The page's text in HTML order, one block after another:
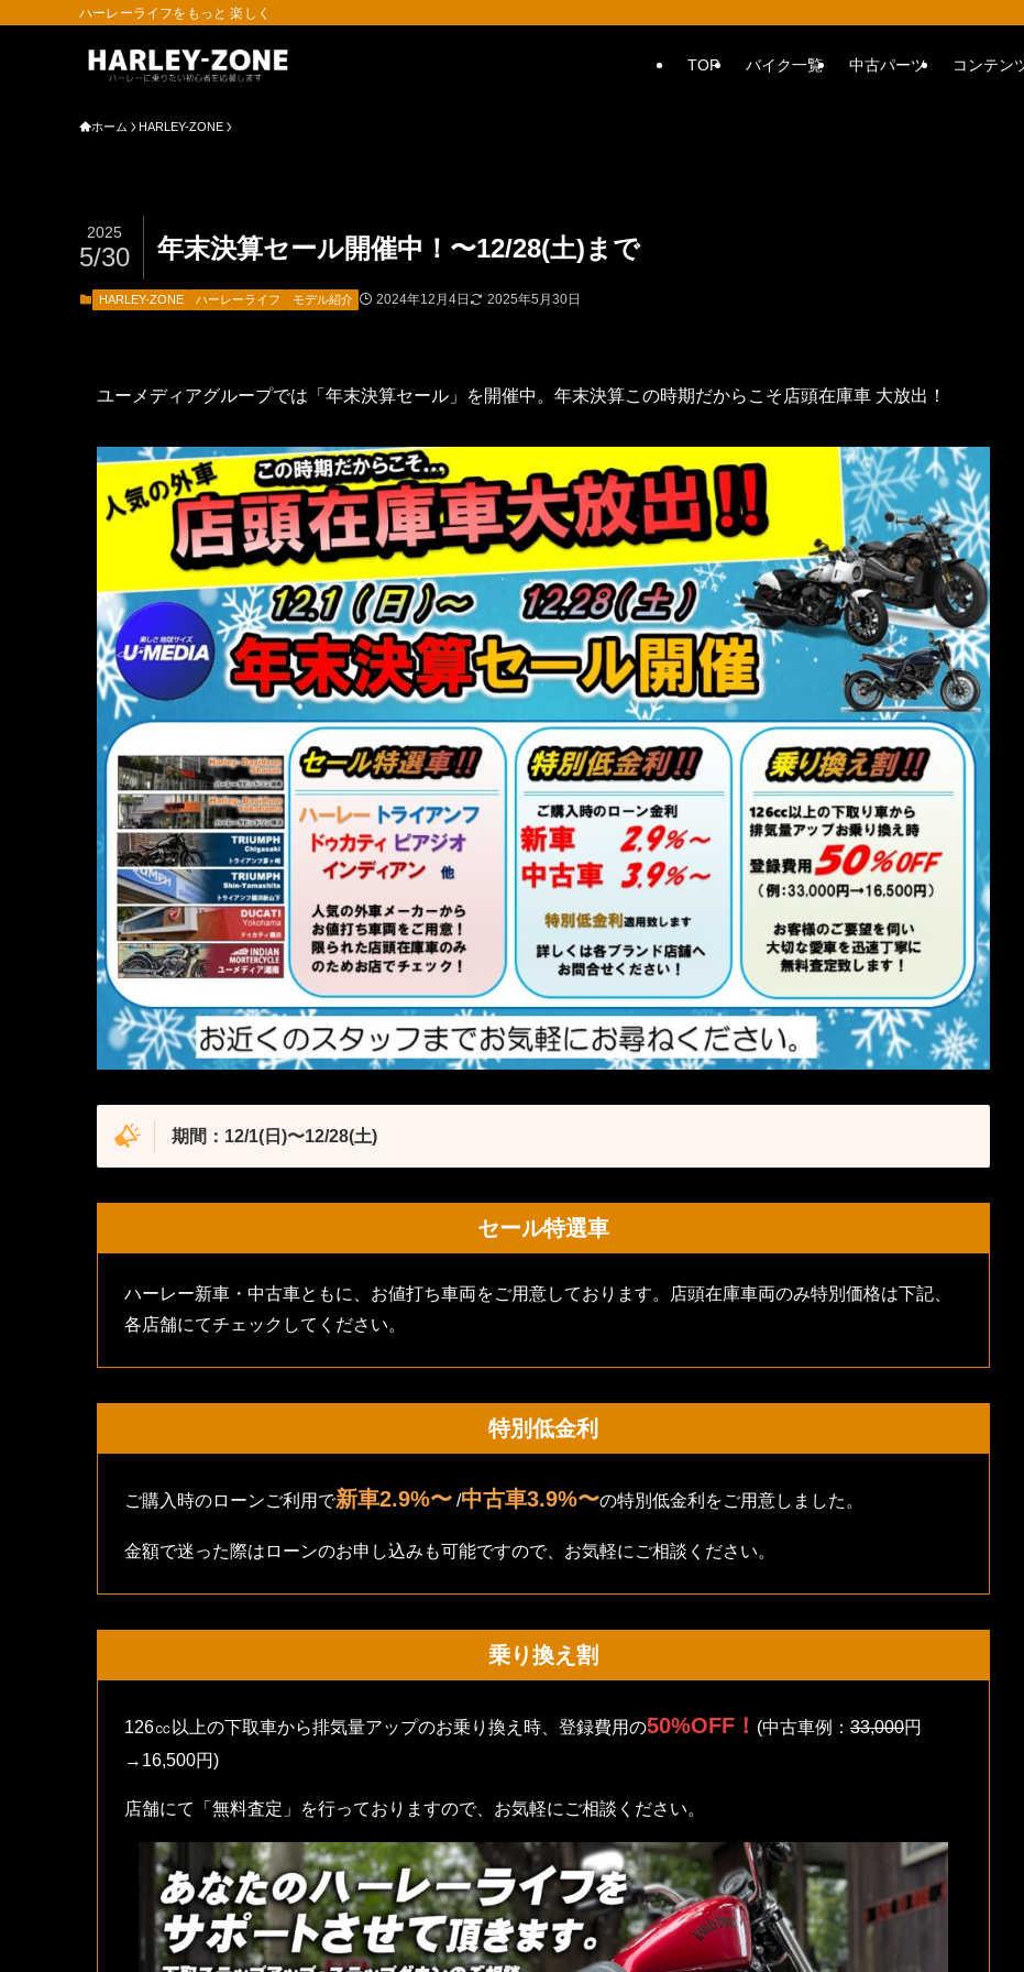
ハーレーライフをもっと 楽しく
TOP バイク一覧 中古パーツ コンテン
ホーム HARLEY-ZONE
年末決算セール開催中！〜12/28(土)まで
2025
5/30
HARLEY-ZONE ハーレーライフ モデル紹介 2024年12月4日 2025年5月30日
ユーメディアグループでは「年末決算セール」を開催中。年末決算この時期だからこそ店頭在庫車 大放出！
期間：12/1(日)〜12/28(土)
セール特選車
ハーレー新車・中古車ともに、お値打ち車両をご用意しております。店頭在庫車両のみ特別価格は下記、
各店舗にてチェックしてください。
特別低金利
ご購入時のローンご利用で新車2.9%〜 /中古車3.9%〜の特別低金利をご用意しました。
金額で迷った際はローンのお申し込みも可能ですので、お気軽にご相談ください。
乗り換え割
126㏄以上の下取車から排気量アップのお乗り換え時、登録費用の50%OFF！ (中古車例： 33,000円
→16,500円)
店舗にて「無料査定」を行っておりますので、お気軽にご相談ください。